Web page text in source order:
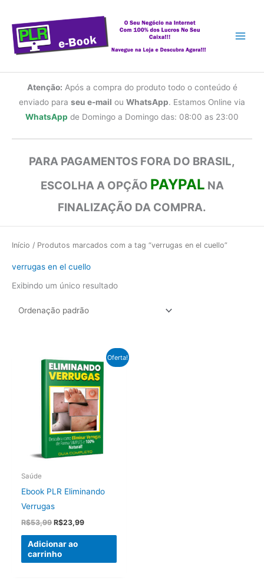
conteúdo
Atenção: Após a compra do produto todo o conteúdo é
enviado para seu e-mail ou WhatsApp. Estamos Online via
WhatsApp de Domingo a Domingo das: 08:00 as 23:00
PARA PAGAMENTOS FORA DO BRASIL,
ESCOLHA A OPÇÃO PAYPAL NA
FINALIZAÇÃO DA COMPRA.
Início / Produtos marcados com a tag “verrugas en el cuello”
verrugas en el cuello
Exibindo um único resultado
Oferta!
Saúde
Ebook PLR Eliminando
Verrugas
R$53,99O
original
era:
R$53,99.
R$23,99O
Adicionar ao
carrinho